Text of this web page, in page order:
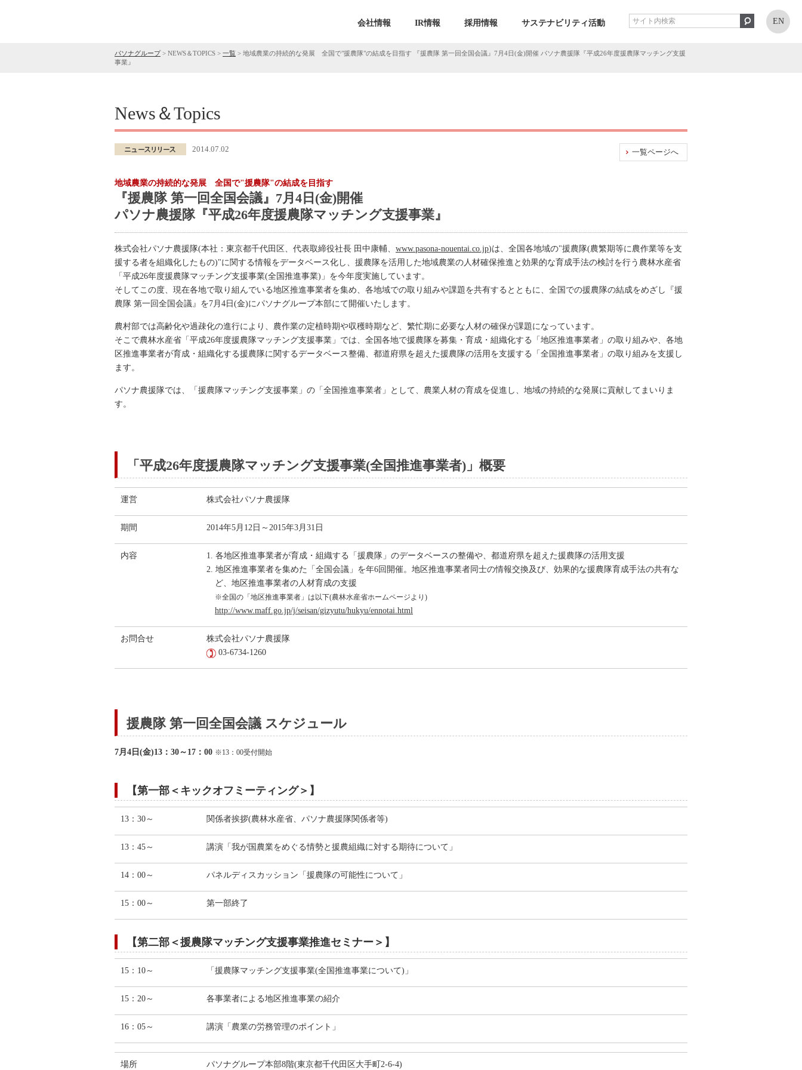
会社情報 IR情報 採用情報 サステナビリティ活動 EN
パソナグループ> NEWS＆TOPICS > 一覧 > 地域農業の持続的な発展 全国で"援農隊"の結成を目指す 『援農隊 第一回全国会議』7月4日(金)開催 パソナ農援隊『平成26年度援農隊マッチング支援
事業』
News＆Topics
一覧ページへ
2014.07.02
地域農業の持続的な発展 全国で"援農隊"の結成を目指す
『援農隊 第一回全国会議』7月4日(金)開催
パソナ農援隊『平成26年度援農隊マッチング支援事業』
株式会社パソナ農援隊(本社：東京都千代田区、代表取締役社長 田中康輔、 www.pasona-nouentai.co.jp)は、全国各地域の"援農隊(農繁期等に農作業等を支
援する者を組織化したもの)"に関する情報をデータベース化し、援農隊を活用した地域農業の人材確保推進と効果的な育成手法の検討を行う農林水産省
「平成26年度援農隊マッチング支援事業(全国推進事業)」を今年度実施しています。
そしてこの度、現在各地で取り組んでいる地区推進事業者を集め、各地域での取り組みや課題を共有するとともに、全国での援農隊の結成をめざし『援
農隊 第一回全国会議』を7月4日(金)にパソナグループ本部にて開催いたします。
農村部では高齢化や過疎化の進行により、農作業の定植時期や収穫時期など、繁忙期に必要な人材の確保が課題になっています。
そこで農林水産省「平成26年度援農隊マッチング支援事業」では、全国各地で援農隊を募集・育成・組織化する「地区推進事業者」の取り組みや、各地
区推進事業者が育成・組織化する援農隊に関するデータベース整備、都道府県を超えた援農隊の活用を支援する「全国推進事業者」の取り組みを支援し
ます。
パソナ農援隊では、「援農隊マッチング支援事業」の「全国推進事業者」として、農業人材の育成を促進し、地域の持続的な発展に貢献してまいりま
す。
「平成26年度援農隊マッチング支援事業(全国推進事業者)」概要
運営 株式会社パソナ農援隊
期間 2014年5月12日～2015年3月31日
内容
1. 各地区推進事業者が育成・組織する「援農隊」のデータベースの整備や、都道府県を超えた援農隊の活用支援
2. 地区推進事業者を集めた「全国会議」を年6回開催。地区推進事業者同士の情報交換及び、効果的な援農隊育成手法の共有な
ど、地区推進事業者の人材育成の支援
※全国の「地区推進事業者」は以下(農林水産省ホームページより)
http://www.maff.go.jp/j/seisan/gizyutu/hukyu/ennotai.html
お問合せ
株式会社パソナ農援隊
03-6734-1260
援農隊 第一回全国会議 スケジュール
7月4日(金)13：30～17：00 ※13：00受付開始
【第一部＜キックオフミーティング＞】
13：30～ 関係者挨拶(農林水産省、パソナ農援隊関係者等)
13：45～ 講演「我が国農業をめぐる情勢と援農組織に対する期待について」
14：00～ パネルディスカッション「援農隊の可能性について」
15：00～ 第一部終了
【第二部＜援農隊マッチング支援事業推進セミナー＞】
15：10～ 「援農隊マッチング支援事業(全国推進事業について)」
15：20～ 各事業者による地区推進事業の紹介
16：05～ 講演「農業の労務管理のポイント」
場所 パソナグループ本部8階(東京都千代田区大手町2-6-4)